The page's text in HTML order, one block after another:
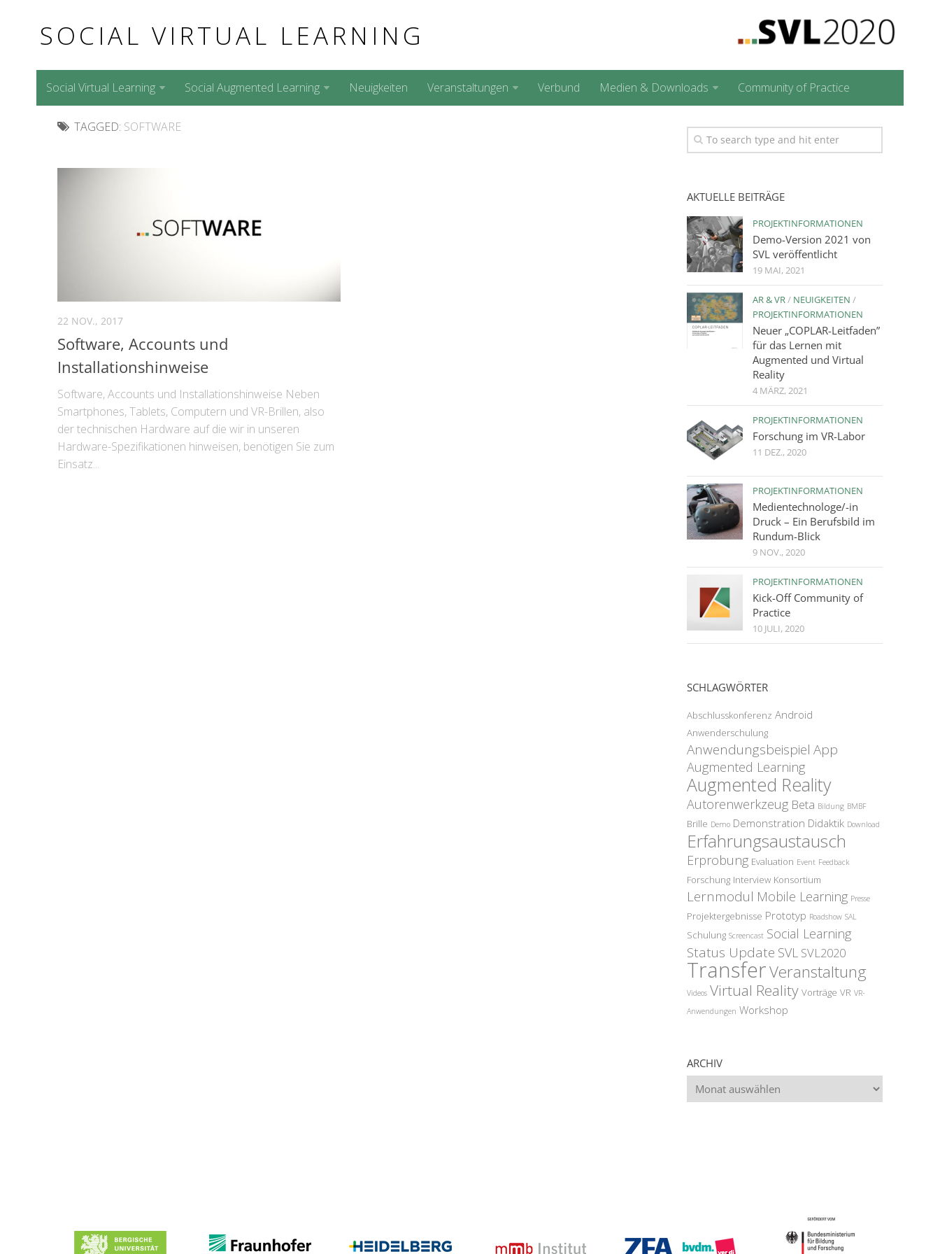
SOCIAL VIRTUAL LEARNING
Social Virtual Learning Social Augmented Learning Neuigkeiten Veranstaltungen Verbund Medien & Downloads Community of Practice
TAGGED: SOFTWARE
22 NOV., 2017
Software, Accounts und
Installationshinweise
Software, Accounts und Installationshinweise Neben
Smartphones, Tablets, Computern und VR-Brillen, also
der technischen Hardware auf die wir in unseren
Hardware-Spezifikationen hinweisen, benötigen Sie zum
Einsatz...
AKTUELLE BEITRÄGE
PROJEKTINFORMATIONEN
Demo-Version 2021 von
SVL veröffentlicht
19 MAI, 2021
AR & VR/ NEUIGKEITEN /
PROJEKTINFORMATIONEN
Neuer „COPLAR-Leitfaden”
für das Lernen mit
Augmented und Virtual
Reality
4 MÄRZ, 2021
PROJEKTINFORMATIONEN
Forschung im VR-Labor
11 DEZ., 2020
PROJEKTINFORMATIONEN
Medientechnologe/-in
Druck – Ein Berufsbild im
Rundum-Blick
9 NOV., 2020
PROJEKTINFORMATIONEN
Kick-Off Community of
Practice
10 JULI, 2020
SCHLAGWÖRTER
Abschlusskonferenz Android
Anwenderschulung
Anwendungsbeispiel App
Augmented Learning
Augmented Reality
Autorenwerkzeug Beta Bildung BMBF
Brille Demo Demonstration Didaktik Download
Erfahrungsaustausch
Erprobung Evaluation Event Feedback
Forschung Interview Konsortium
Lernmodul Mobile Learning Presse
Projektergebnisse Prototyp Roadshow SAL
Schulung Screencast Social Learning
Status Update SVL SVL2020
TransferVeranstaltung
Videos Virtual Reality Vorträge VR VR-
Anwendungen Workshop
ARCHIV
Archiv